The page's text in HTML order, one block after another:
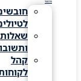
חובשים
לטיולים
שאלות
ותשובות
קהל
לקוחותינו